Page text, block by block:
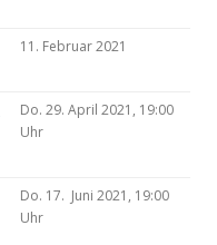
11. Februar 2021
Do. 29. April 2021, 19:00
Uhr
Do. 17. Juni 2021, 19:00
Uhr